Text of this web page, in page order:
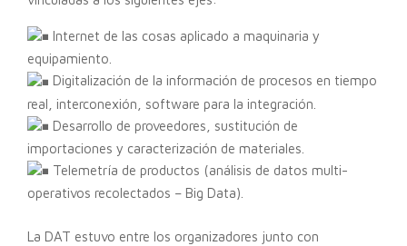
Internet de las cosas aplicado a maquinaria y
equipamiento.
Digitalización de la información de procesos en tiempo
real, interconexión, software para la integración.
Desarrollo de proveedores, sustitución de
importaciones y caracterización de materiales.
Telemetría de productos (análisis de datos multi-
operativos recolectados – Big Data).
La DAT estuvo entre los organizadores junto con